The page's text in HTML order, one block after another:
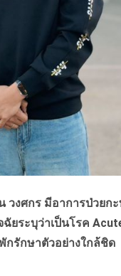
ศกร มีอาการป่วยกะ
ยระบุว่าเป็นโรค
กรักษาตัวอย่างใกล้ชิด